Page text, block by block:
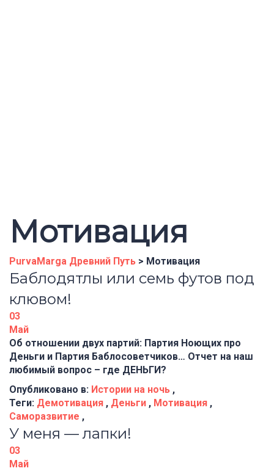
Мотивация
PurvaMarga Древний Путь > Мотивация
Баблодятлы или семь футов под
клювом!
03
Май
Об отношении двух партий: Партия Ноющих про
Деньги и Партия Баблосоветчиков… Отчет на наш
любимый вопрос – где ДЕНЬГИ?
Опубликовано в: Истории на ночь ,
Теги: Демотивация , Деньги , Мотивация ,
Саморазвитие ,
У меня — лапки!
03
Май